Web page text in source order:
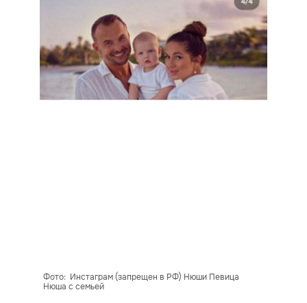
Фото: Инстаграм (запрещен в РФ) Нюши Певица
Нюша с семьей